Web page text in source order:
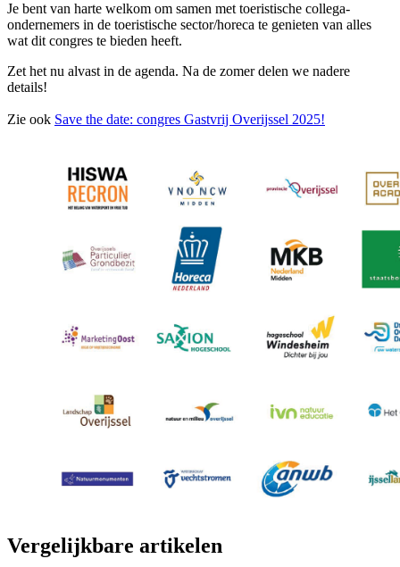
Je bent van harte welkom om samen met toeristische collega-
ondernemers in de toeristische sector/horeca te genieten van alles
wat dit congres te bieden heeft.
Zet het nu alvast in de agenda. Na de zomer delen we nadere
details!
Zie ook Save the date: congres Gastvrij Overijssel 2025!
Vergelijkbare artikelen